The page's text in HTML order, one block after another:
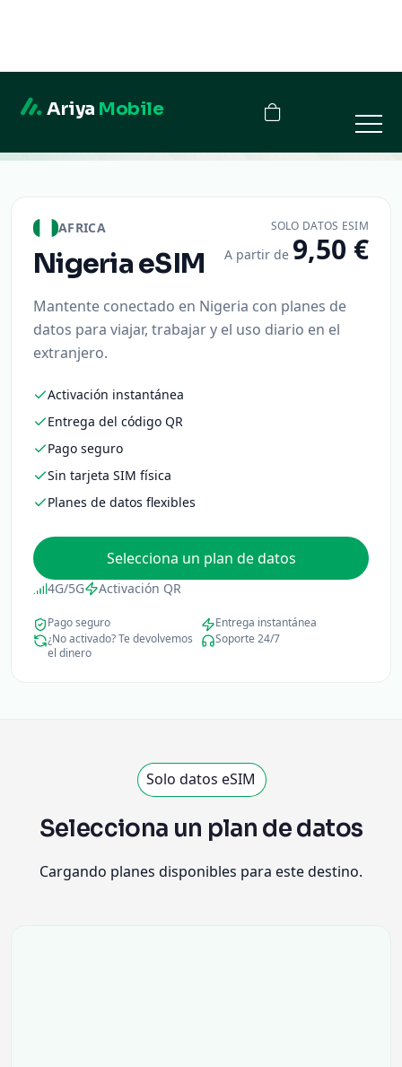
Nigeria
AFRICA
NigeriaeSIM
SOLO DATOS ESIM
A partir de 9,50 €
Mantente conectado en Nigeria con planes de
datos para viajar, trabajar y el uso diario en el
extranjero.
Activación instantánea
Entrega del código QR
Pago seguro
Sin tarjeta SIM física
Planes de datos flexibles
Selecciona un plan de datos
4G/5G Activación QR
Pago seguro
Entrega instantánea
¿No activado? Te devolvemos
el dinero
Soporte 24/7
Solo datos eSIM
Selecciona un plan de datos
Cargando planes disponibles para este destino.